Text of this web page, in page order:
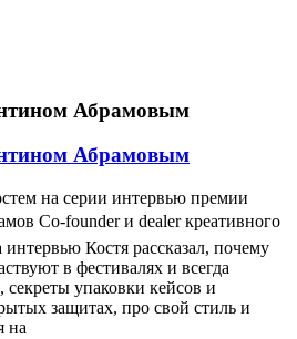
Абрамовым
Абрамовым
на серии интервью премии
Co-founder и dealer креативного
Костя рассказал, почему
в фестивалях и всегда
упаковки кейсов и
защитах, про свой стиль и
на